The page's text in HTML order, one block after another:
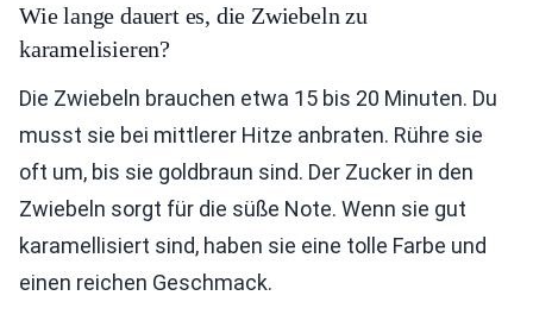
Wie lange dauert es, die Zwiebeln zu
karamelisieren?
Die Zwiebeln brauchen etwa 15 bis 20 Minuten. Du
musst sie bei mittlerer Hitze anbraten. Rühre sie
oft um, bis sie goldbraun sind. Der Zucker in den
Zwiebeln sorgt für die süße Note. Wenn sie gut
karamellisiert sind, haben sie eine tolle Farbe und
einen reichen Geschmack.